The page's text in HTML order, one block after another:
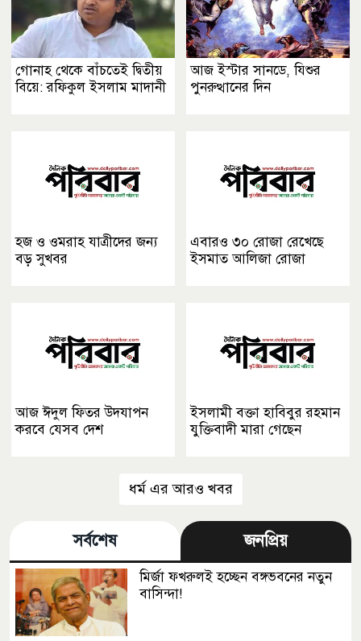
গোনাহ থেকে বাঁচতেই দ্বিতীয়
বিয়ে: রফিকুল ইসলাম মাদানী
আজ ইস্টার সানডে, যিশুর
পুনরুত্থানের দিন
হজ ও ওমরাহ যাত্রীদের জন্য
বড় সুখবর
এবারও ৩০ রোজা রেখেছে
ইসমাত আলিজা রোজা
আজ ঈদুল ফিতর উদযাপন
করবে যেসব দেশ
ইসলামী বক্তা হাবিবুর রহমান
যুক্তিবাদী মারা গেছেন
ধর্ম এর আরও খবর
সর্বশেষ জনপ্রিয়
মির্জা ফখরুলই হচ্ছেন বঙ্গভবনের নতুন
বাসিন্দা!